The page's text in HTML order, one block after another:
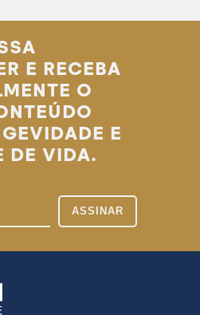
E RECEBA
O
E
DE VIDA.